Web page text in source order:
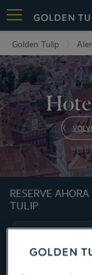
Golden Tulip
RESERVE
TULIP